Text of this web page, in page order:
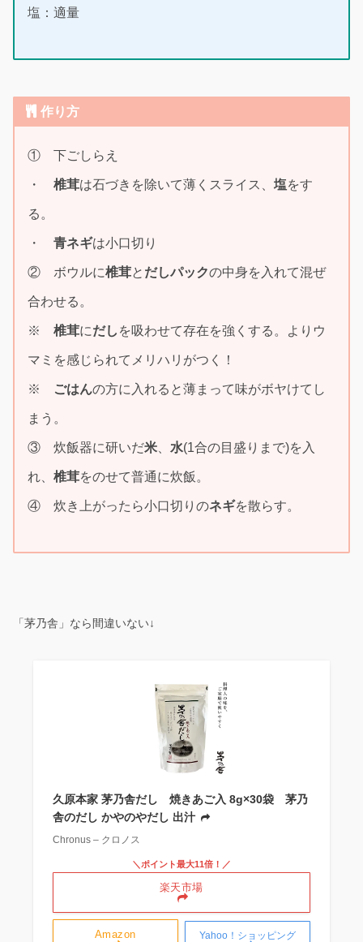
塩：適量
作り方
① 下ごしらえ
・ 椎茸は石づきを除いて薄くスライス、 塩をす
る。
・ 青ネギは小口切り
② ボウルに椎茸と だしパックの中身を入れて混ぜ
合わせる。
※ 椎茸にだし を吸わせて存在を強くする。よりウ
マミを感じられてメリハリがつく！
※ ごはんの方に入れると薄まって味がボヤけてし
まう。
③ 炊飯器に研いだ米 水(1合の目盛りまで)を入
れ、 椎茸をのせて普通に炊飯。
④ 炊き上がったら小口切りのネギを散らす。
「茅乃舎」なら間違いない↓
久原本家 茅乃舎だし 焼きあご入 8g×30袋 茅乃
舎のだし かやのやだし 出汁
Chronus – クロノス
Amazon
＼ポイント最大11倍！／
楽天市場
Yahoo！ショッピング